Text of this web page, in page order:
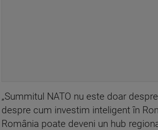
„Summitul NATO nu este doar
despre cum investim inteligent în
România poate deveni un hub